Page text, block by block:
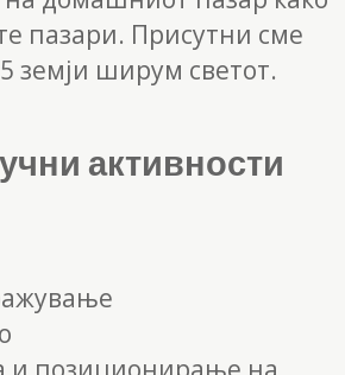
пазари. Присутни сме
земји ширум светот.
активности